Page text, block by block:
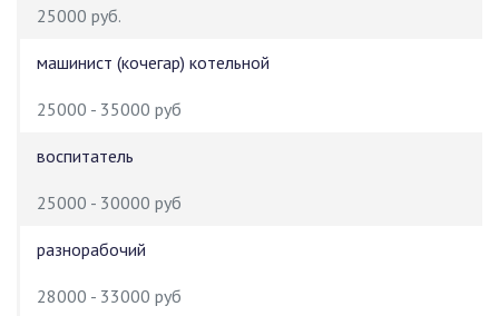
25000 руб.
машинист (кочегар) котельной
25000 - 35000 руб
воспитатель
25000 - 30000 руб
разнорабочий
28000 - 33000 руб